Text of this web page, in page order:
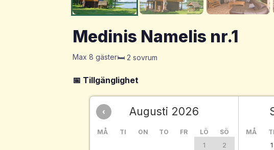
Medinis Namelis nr.1
Max 8 gäster🛏️ 2 sovrum
📅 Tillgänglighet
‹ Augusti 2026
MÅ TI ON TO FR LÖ SÖ
1 2
MÅ TI
1